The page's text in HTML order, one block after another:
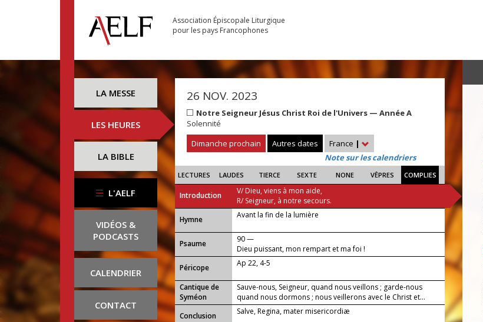
Association Épiscopale Liturgique
pour les pays Francophones
LA MESSE
LES HEURES
LA BIBLE
L'AELF
VIDÉOS &
PODCASTS
CALENDRIER
CONTACT
26 NOV. 2023
Notre Seigneur Jésus Christ Roi de l'Univers — Année A
Solennité
Dimanche prochain
Autres dates France |
Note sur les calendriers
LECTURES LAUDES TIERCE SEXTE NONE VÊPRES COMPLIES
Introduction
V/ Dieu, viens à mon aide,
R/ Seigneur, à notre secours.
...
Hymne Avant la fin de la lumière
Psaume
90 —
Dieu puissant, mon rempart et ma foi !
Péricope
Ap 22, 4-5
Cantique de
Syméon
Sauve-nous, Seigneur, quand nous veillons ; garde-nous
quand nous dormons ; nous veillerons avec le Christ et...
Conclusion
Salve, Regina, mater misericordiæ